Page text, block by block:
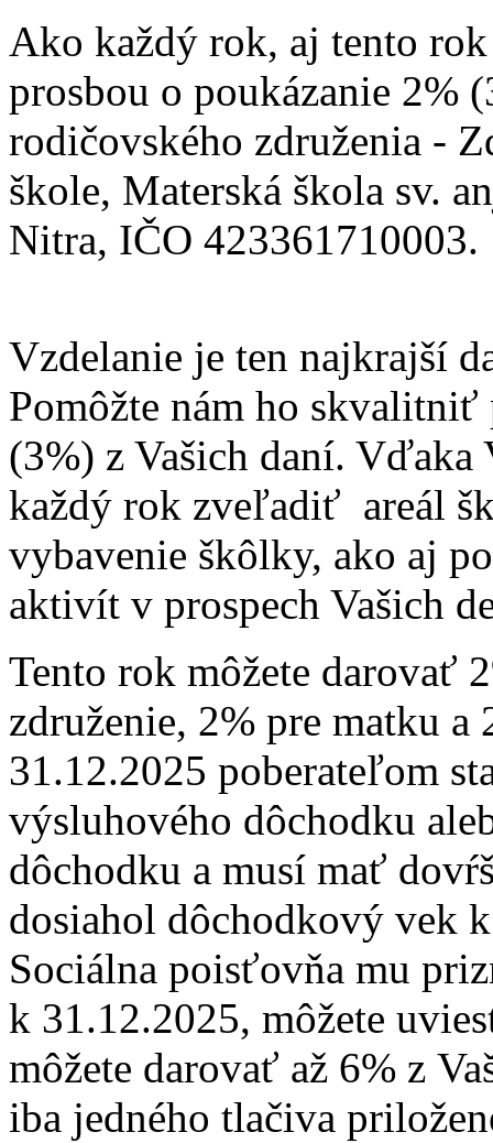
Ako každý rok, aj tento
prosbou o poukázanie 2%
rodičovského združenia -
škole, Materská škola sv.
Nitra, IČO 423361710003.
Vzdelanie je ten najkrajší
Pomôžte nám ho
(3%) z Vašich daní. Vďaka
každý rok zveľadiť areál
vybavenie škôlky, ako aj
aktivít v prospech Vašich
Tento rok môžete darovať
združenie, 2% pre matku
31.12.2025 poberateľom
výsluhového dôchodku
dôchodku a musí mať
dosiahol dôchodkový vek
Sociálna poisťovňa mu
k 31.12.2025, môžete
môžete darovať až 6% z
iba jedného tlačiva